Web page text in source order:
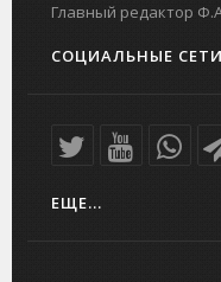
Главный редактор
СОЦИАЛЬНЫЕ СЕТИ
ЕЩЕ...